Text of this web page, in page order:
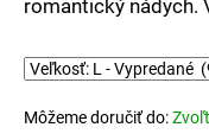
romantický nádych.
Môžeme doručiť do: